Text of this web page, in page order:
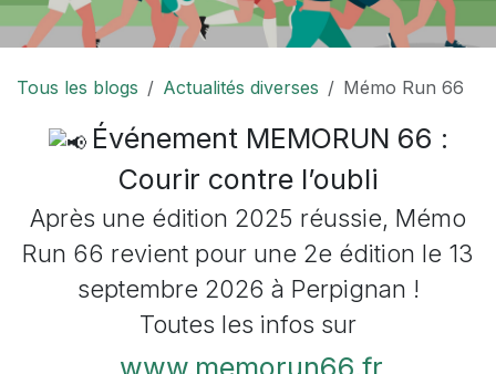
Tous les blogs Actualités diverses Mémo Run 66
Événement MEMORUN 66 :
Courir contre l’oubli
Après une édition 2025 réussie, Mémo
Run 66 revient pour une 2e édition le 13
septembre 2026 à Perpignan !
Toutes les infos sur
www.memorun66.fr